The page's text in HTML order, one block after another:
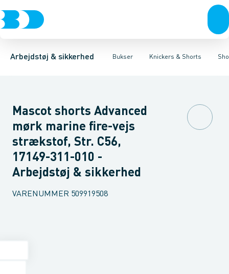
Arbejdstøj & sikkerhed Bukser
Trøjer & t-shirtsBukser Overtøj & huer Undertøj & sokker Sko
Knickers & Shorts
BukserKnickers & Shorts OverallsKedeldragterKnæskånere
Knickers med hængelommerKnickers med lårlommer
Mascot shorts Advanced
mørk marine fire-vejs
strækstof, Str. C56,
17149-311-010 -
Arbejdstøj & sikkerhed
VARENUMMER 509919508